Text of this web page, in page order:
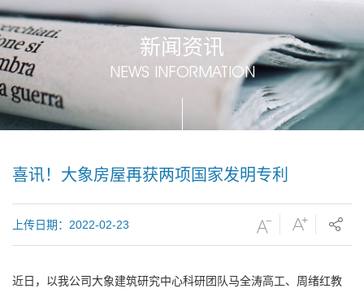
新闻资讯
NEWS INFORMATION
喜讯！大象房屋再获两项国家发明专利
上传日期：2022-02-23
近日，以我公司大象建筑研究中心科研团队马全涛高工、周绪红教